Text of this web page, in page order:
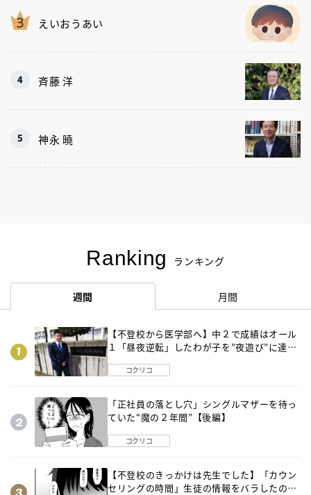
えいおうあい
斉藤 洋
神永 曉
Ranking ランキング
週間 月間
【不登校から医学部へ】中２で成績はオール
１「昼夜逆転」したわが子を”夜遊び”に連れ
コクリコ
「正社員の落とし穴」シングルマザーを待っ
ていた“魔の２年間”【後編】
コクリコ
【不登校のきっかけは先生でした】「カウン
セリングの時間」生徒の情報をバラしたの